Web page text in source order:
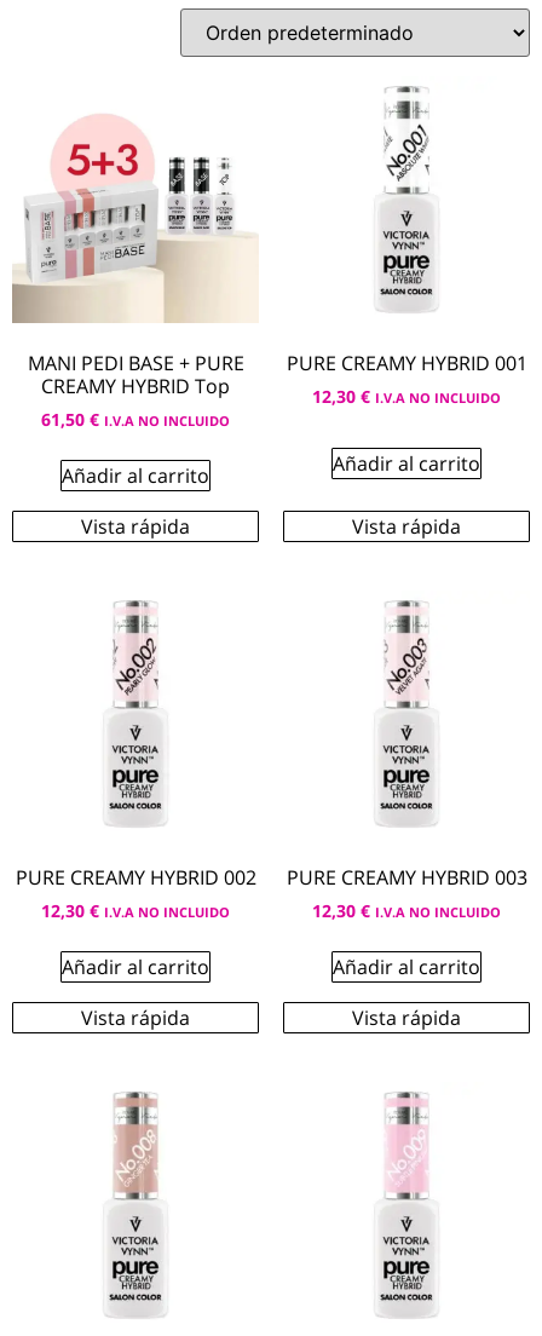
MANI PEDI BASE + PURE
CREAMY HYBRID Top
61,50 € I.V.A NO INCLUIDO
Añadir al carrito
Vista rápida
PURE CREAMY HYBRID 001
12,30 € I.V.A NO INCLUIDO
Añadir al carrito
Vista rápida
PURE CREAMY HYBRID 002
12,30 € I.V.A NO INCLUIDO
Añadir al carrito
Vista rápida
PURE CREAMY HYBRID 003
12,30 € I.V.A NO INCLUIDO
Añadir al carrito
Vista rápida